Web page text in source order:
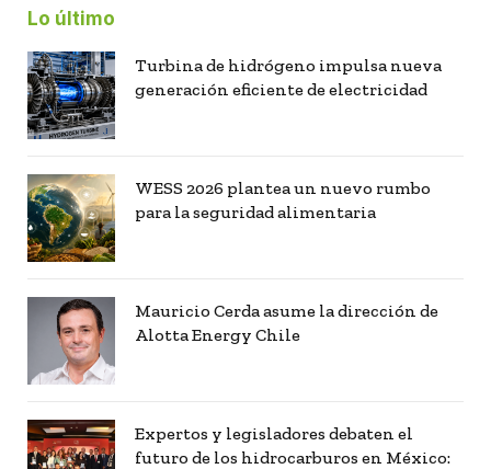
Lo último
Turbina de hidrógeno impulsa nueva
generación eficiente de electricidad
WESS 2026 plantea un nuevo rumbo
para la seguridad alimentaria
Mauricio Cerda asume la dirección de
Alotta Energy Chile
Expertos y legisladores debaten el
futuro de los hidrocarburos en México: